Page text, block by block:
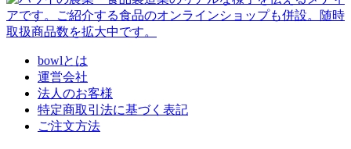
bowlとは
運営会社
法人のお客様
特定商取引法に基づく表記
ご注文方法